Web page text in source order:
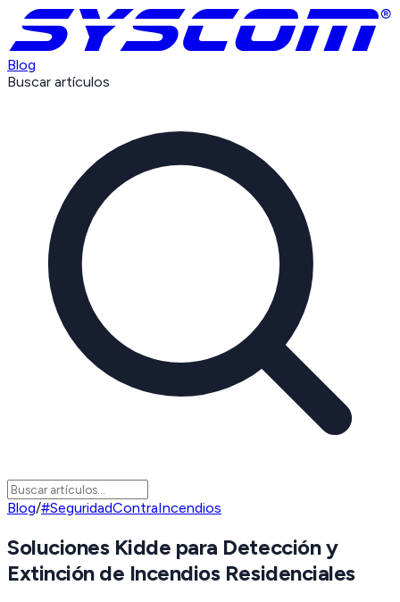
Blog
Buscar artículos
Blog/#SeguridadContraIncendios
Soluciones Kidde para Detección y
Extinción de Incendios Residenciales